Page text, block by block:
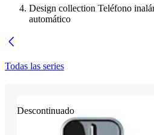
Design collection Teléfono
automático
Todas las series
Descontinuado